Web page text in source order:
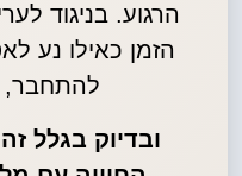
הרגוע. בניגוד
הזמן כאילו נע
להתחבר,
ובדיוק בגלל